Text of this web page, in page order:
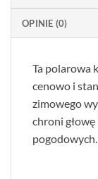
OPINIE (0)
Ta polarowa
cenowo i
zimowego
chroni
pogodowych.